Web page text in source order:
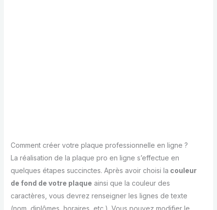
Comment créer votre plaque professionnelle en ligne ?
La réalisation de la plaque pro en ligne s’effectue en
quelques étapes succinctes. Après avoir choisi la couleur
de fond de votre plaque ainsi que la couleur des
caractères, vous devrez renseigner les lignes de texte
(nom, diplômes, horaires, etc.). Vous pouvez modifier le